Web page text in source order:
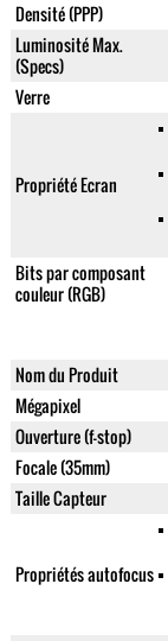
Densité (PPP)
Luminosité Max.
(Specs)
Verre
Propriété Ecran
Bits par composant
couleur (RGB)
Nom du Produit
Mégapixel
Ouverture (f-stop)
Focale (35mm)
Taille Capteur
Propriétés autofocus